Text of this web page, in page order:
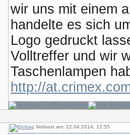
wir uns mit einem
handelte es sich
Logo gedruckt
Volltreffer und wir
Taschenlampen
http://
Verfasst am: 22.04.2014, 12:55